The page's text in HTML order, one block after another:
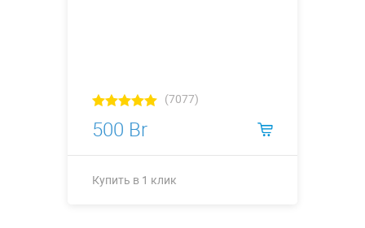
(7077)
500 Br
Купить в 1 клик